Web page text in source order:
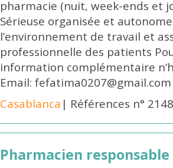
pharmacie (nuit, week-ends et
Sérieuse organisée et
l’environnement de travail et
professionnelle des patients
information complémentaire
Email: fefatima0207@gmail.com
Casablanca | Références n°
Pharmacien responsable